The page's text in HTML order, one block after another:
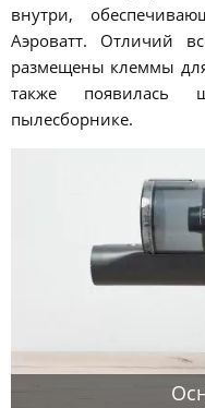
внутри,
Аэроватт. Отличий
размещены клеммы
также появилась
пылесборнике.